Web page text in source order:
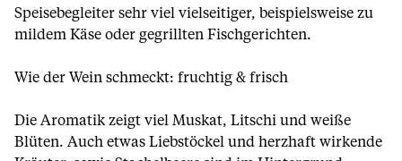
Speisebegleiter sehr viel vielseitiger, beispielsweise zu
mildem Käse oder gegrillten Fischgerichten.
Wie der Wein schmeckt: fruchtig & frisch
Die Aromatik zeigt viel Muskat, Litschi und weiße
Blüten. Auch etwas Liebstöckel und herzhaft wirkende